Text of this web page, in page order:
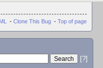
- Clone This Bug - Top of page
[?]